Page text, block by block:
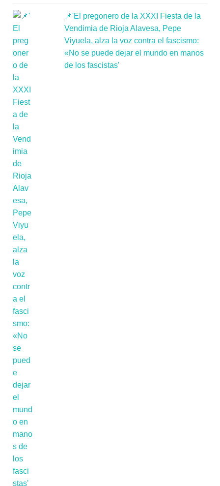
📌'El pregonero de la XXXI Fiesta de la
Vendimia de Rioja Alavesa, Pepe
Viyuela, alza la voz contra el fascismo:
«No se puede dejar el mundo en manos
de los fascistas'